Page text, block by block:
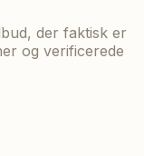
der faktisk er
og verificerede